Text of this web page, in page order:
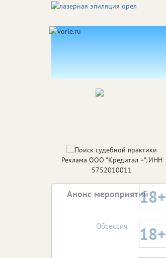
Реклама ООО "Кредитал +", ИНН
5752010011
Анонс мероприятий18+
Обсессия 18+